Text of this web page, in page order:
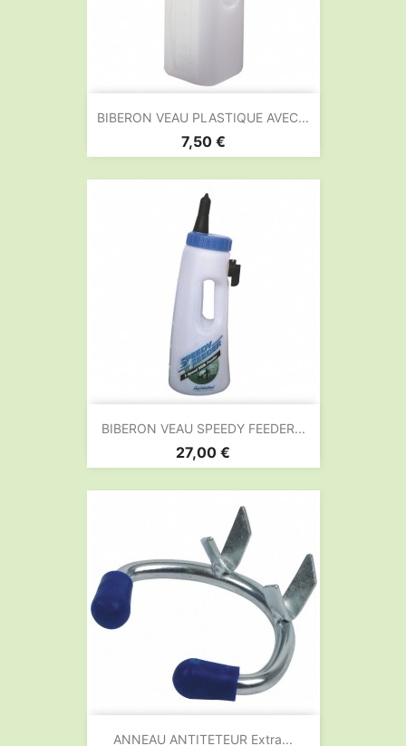
BIBERON VEAU PLASTIQUE AVEC...
Prix
7,50 €
BIBERON VEAU SPEEDY FEEDER...
Prix
27,00 €
ANNEAU ANTITETEUR Extra...